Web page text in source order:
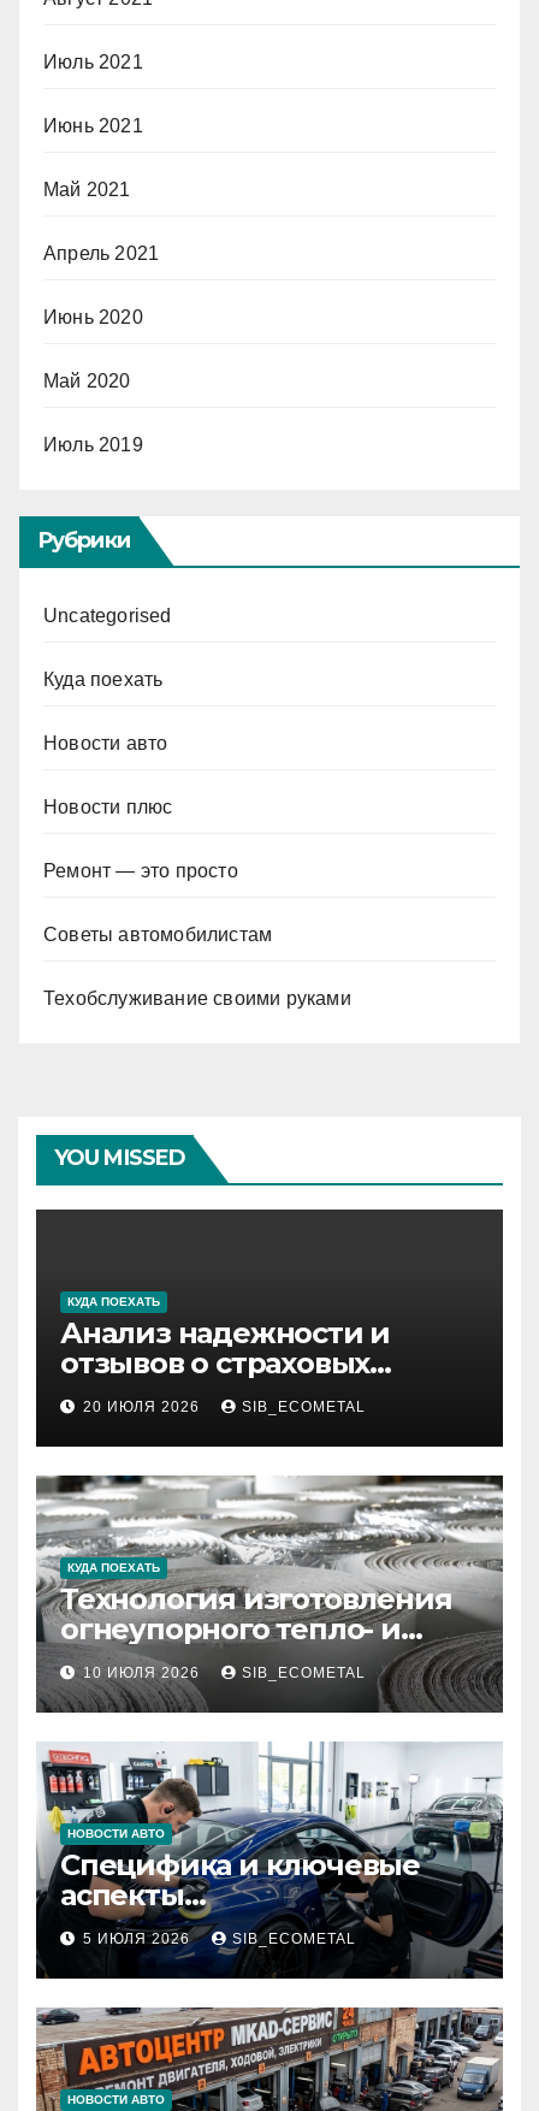
Июль 2021
Июнь 2021
Май 2021
Апрель 2021
Июнь 2020
Май 2020
Июль 2019
Рубрики
Uncategorised
Куда поехать
Новости авто
Новости плюс
Ремонт — это просто
Советы автомобилистам
Техобслуживание своими руками
YOU MISSED
КУДА ПОЕХАТЬ
Анализ надежности и
отзывов о страховых
компаниях по итогам 2026
года
20 ИЮЛЯ 2026 SIB_ECOMETAL
КУДА ПОЕХАТЬ
Технология изготовления
огнеупорного тепло- и
звукоизоляционного
картона МКРК-500 из
муллитокремнеземистого
волокна
10 ИЮЛЯ 2026 SIB_ECOMETAL
НОВОСТИ АВТО
Специфика и ключевые
аспекты
профессионального
детейлинга кузова и
салона
5 ИЮЛЯ 2026 SIB_ECOMETAL
НОВОСТИ АВТО